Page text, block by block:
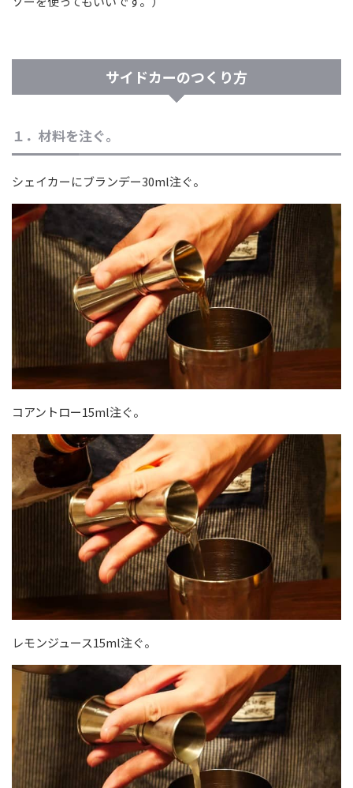
サイドカーのつくり方
１．材料を注ぐ。
シェイカーにブランデー30ml注ぐ。
コアントロー15ml注ぐ。
レモンジュース15ml注ぐ。